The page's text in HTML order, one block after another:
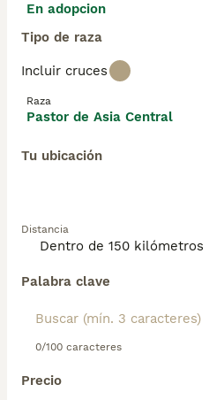
En adopcion
Tipo de raza
Incluir cruces
Raza
Pastor de Asia Central
Tu ubicación
Distancia
Palabra clave
0/100 caracteres
Precio